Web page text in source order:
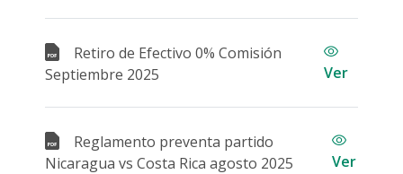
Retiro de Efectivo 0% Comisión
Septiembre 2025
Ver
Reglamento preventa partido
Nicaragua vs Costa Rica agosto 2025
Ver